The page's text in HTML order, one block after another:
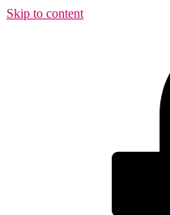
Skip to content